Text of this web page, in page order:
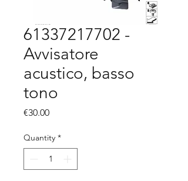
61337217702 -
Avvisatore
acustico, basso
tono
€30.00Price
Quantity *